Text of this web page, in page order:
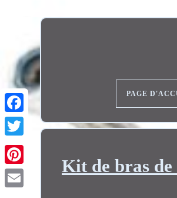
Twitter
PAGE
Kit de bras de